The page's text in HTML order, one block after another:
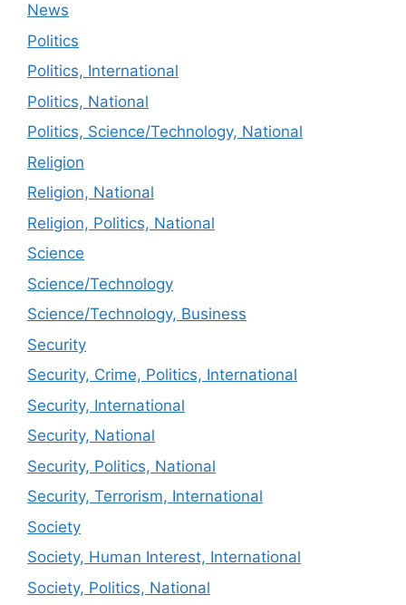
News
Politics
Politics, International
Politics, National
Politics, Science/Technology, National
Religion
Religion, National
Religion, Politics, National
Science
Science/Technology
Science/Technology, Business
Security
Security, Crime, Politics, International
Security, International
Security, National
Security, Politics, National
Security, Terrorism, International
Society
Society, Human Interest, International
Society, Politics, National